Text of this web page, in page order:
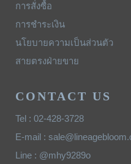
การสั่งซื้อ
การชำระเงิน
นโยบายความเป็นส่วนตัว
สายตรงฝ่ายขาย
CONTACT US
Tel : 02-428-3728
E-mail :
Line : @mhy9289o